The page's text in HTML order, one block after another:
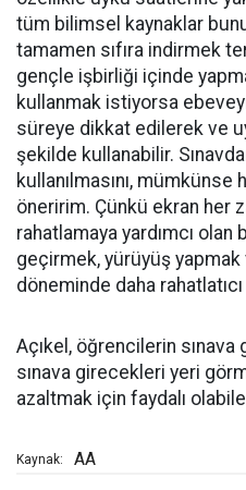
tüm bilimsel kaynaklar
tamamen sıfıra indirmek
gençle işbirliği içinde
kullanmak istiyorsa
süreye dikkat edilerek ve
şekilde kullanabilir.
kullanılmasını, mümkünse
öneririm. Çünkü ekran her
rahatlamaya yardımcı
geçirmek, yürüyüş
döneminde daha
Açıkel, öğrencilerin
sınava girecekleri yeri
azaltmak için faydalı
Kaynak: AA